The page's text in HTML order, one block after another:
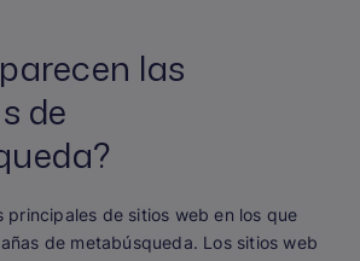
las
de
principales de sitios web en los que
de metabúsqueda. Los sitios web